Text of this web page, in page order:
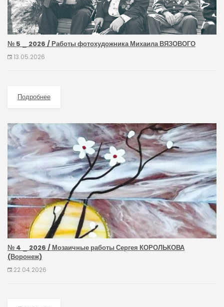
№ 5 _ 2026 / Работы фотохудожника Михаила ВЯЗОВОГО
13.05.2026
Подробнее
№ 4 _ 2026 / Мозаичные работы Сергея КОРОЛЬКОВА
(Воронеж)
22.04.2026